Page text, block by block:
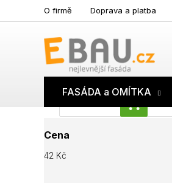
na
O firmě Doprava a platba
FASÁDA a OMÍTKA
o
s
Cena
42 Kč